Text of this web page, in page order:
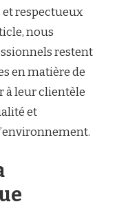
À
LA
POINTE
DES
DERNIÈRES
EN
PRODUITS
respectueux
nous
restent
en matière de
à leur clientèle
et